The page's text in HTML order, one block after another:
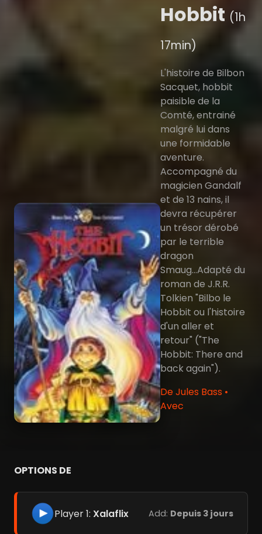
Hobbit (1h
17min)
L'histoire de Bilbon
Sacquet, hobbit
paisible de la
Comté, entrainé
malgré lui dans
une formidable
aventure.
Accompagné du
magicien Gandalf
et de 13 nains, il
devra récupérer
un trésor dérobé
par le terrible
dragon
Smaug...Adapté du
roman de J.R.R.
Tolkien "Bilbo le
Hobbit ou l'histoire
d'un aller et
retour" ("The
Hobbit: There and
back again").
De Jules Bass •
Avec
OPTIONS DE
Player 1: Xalaflix Add: Depuis 3 jours